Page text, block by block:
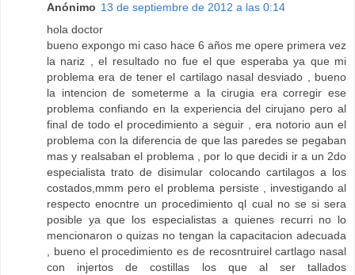
Anónimo 13 de septiembre de 2012 a las 0:14
hola doctor
bueno expongo mi caso hace 6 años me opere primera vez
la nariz , el resultado no fue el que esperaba ya que mi
problema era de tener el cartilago nasal desviado , bueno
la intencion de someterme a la cirugia era corregir ese
problema confiando en la experiencia del cirujano pero al
final de todo el procedimiento a seguir , era notorio aun el
problema con la diferencia de que las paredes se pegaban
mas y realsaban el problema , por lo que decidi ir a un 2do
especialista trato de disimular colocando cartilagos a los
costados,mmm pero el problema persiste , investigando al
respecto enocntre un procedimiento ql cual no se si sera
posible ya que los especialistas a quienes recurri no lo
mencionaron o quizas no tengan la capacitacion adecuada
, bueno el procedimiento es de recosntruirel cartlago nasal
con injertos de costillas los que al ser tallados